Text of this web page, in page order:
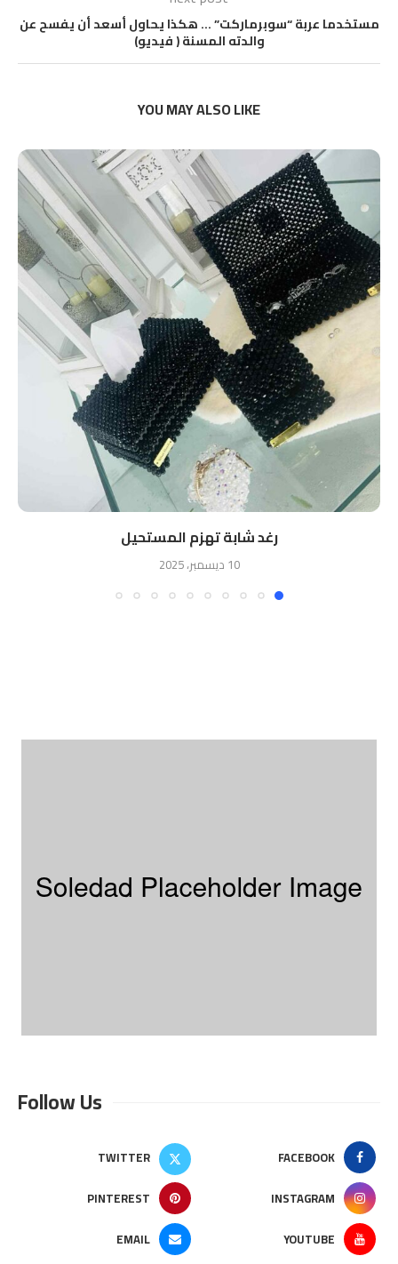
مستخدما عربة “سوبرماركت” … هكذا يحاول أسعد أن يفسح عن
والدته المسنة ( فيديو)
YOU MAY ALSO LIKE
رغد شابة تهزم المستحيل
10 ديسمبر، 2025
Follow Us
FACEBOOK
TWITTER
INSTAGRAM
PINTEREST
YOUTUBE
EMAIL